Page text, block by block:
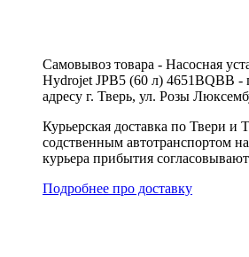
Cамовывоз товара - Насосная
Hydrojet JPB5 (60 л) 4651BQBB -
адресу г. Тверь, ул. Розы
Курьерская доставка по Твери и
содственным автотранспортом
курьера прибытия
Подробнее про доставку